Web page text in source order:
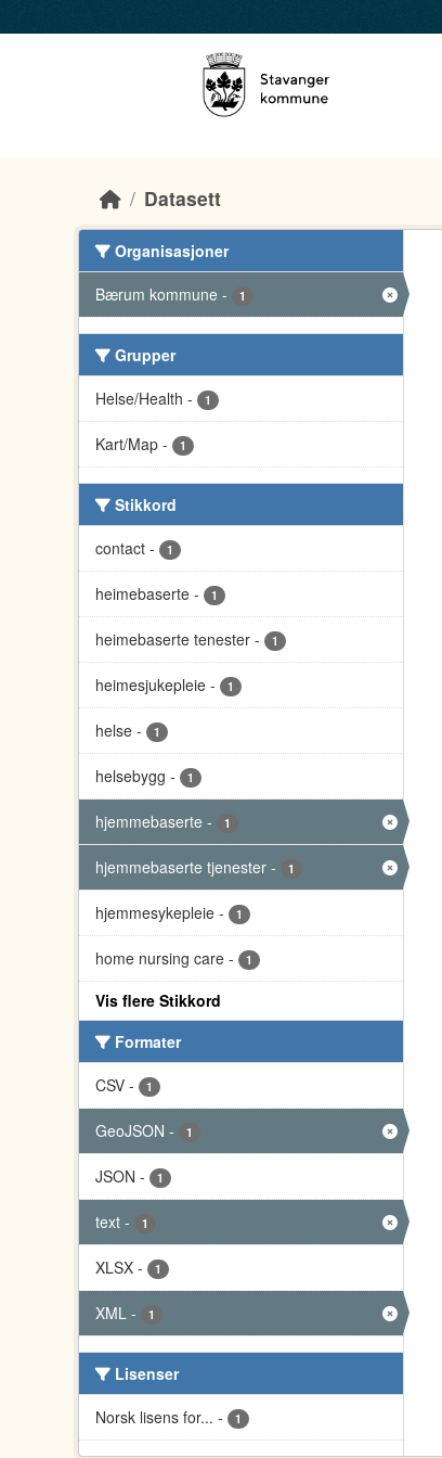
Datasett
Organisasjoner
Bærum kommune - 1
Grupper
Helse/Health - 1
Kart/Map - 1
Stikkord
contact - 1
heimebaserte - 1
heimebaserte tenester - 1
heimesjukepleie - 1
helse - 1
helsebygg - 1
hjemmebaserte - 1
hjemmebaserte tjenester - 1
hjemmesykepleie - 1
home nursing care - 1
Vis flere Stikkord
Formater
CSV - 1
GeoJSON - 1
JSON - 1
text - 1
XLSX - 1
XML - 1
Lisenser
Norsk lisens for... - 1